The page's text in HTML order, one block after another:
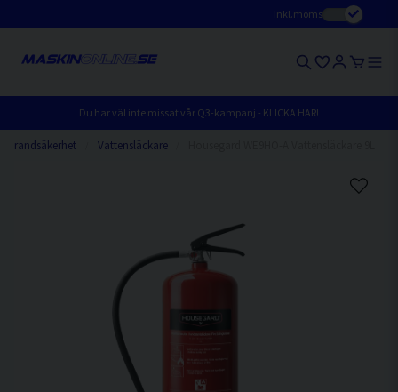
Inkl.moms
Du har väl inte missat vår Q3-kampanj - KLICKA HÄR!
Brandsäkerhet Vattensläckare